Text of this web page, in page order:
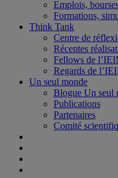
Emplois,
Formations,
Think Tank
Centre de
Récentes
Fellows de
Regards de
Un seul monde
Blogue Un seul
Publications
Partenaires
Comité